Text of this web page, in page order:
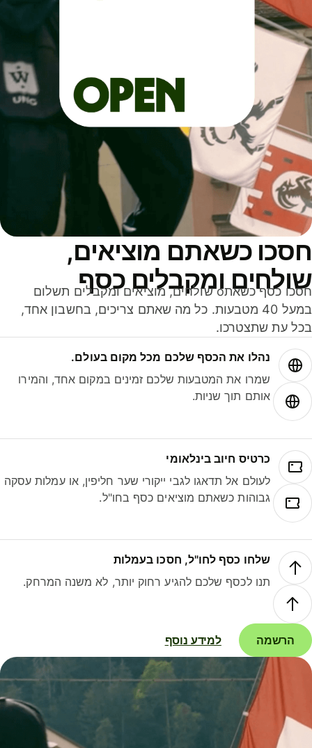
חסכו כשאתם מוציאים,
שולחים ומקבלים כסף
חסכו כסף כשאתo שולחים, מוציאים ומקבלים תשלום
במעל 40 מטבעות. כל מה שאתם צריכים, בחשבון אחד,
בכל עת שתצטרכו.
נהלו את הכסף שלכם מכל מקום בעולם.
שמרו את המטבעות שלכם זמינים במקום אחד, והמירו
אותם תוך שניות.
כרטיס חיוב בינלאומי
לעולם אל תדאגו לגבי ייקורי שער חליפין, או עמלות עסקה
גבוהות כשאתם מוציאים כסף בחו"ל.
שלחו כסף לחו"ל, חסכו בעמלות
תנו לכסף שלכם להגיע רחוק יותר, לא משנה המרחק.
הרשמה למידע נוסף